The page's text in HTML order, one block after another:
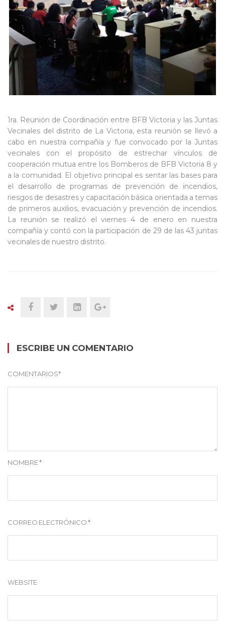
1ra. Reunión de Coordinación entre BFB Victoria y las Juntas
Vecinales del distrito de La Victoria, esta reunión se llevó a
cabo en nuestra compañía y fue convocado por la Juntas
vecinales con el propósito de estrechar vínculos de
cooperación mutua entre los Bomberos de BFB Victoria 8 y
a la comunidad. El objetivo principal es sentar las bases para
el desarrollo de programas de prevención de incendios,
riesgos de desastres y capacitación básica orientada a temas
de primeros auxilios, evacuación y prevención de incendios.
La reunión se realizó el viernes 4 de enero en nuestra
compañía y contó con la participación de 29 de las 43 juntas
vecinales de nuestro distrito.
ESCRIBE UN COMENTARIO
COMENTARIOS*
NOMBRE*
CORREO ELECTRÓNICO*
WEBSITE